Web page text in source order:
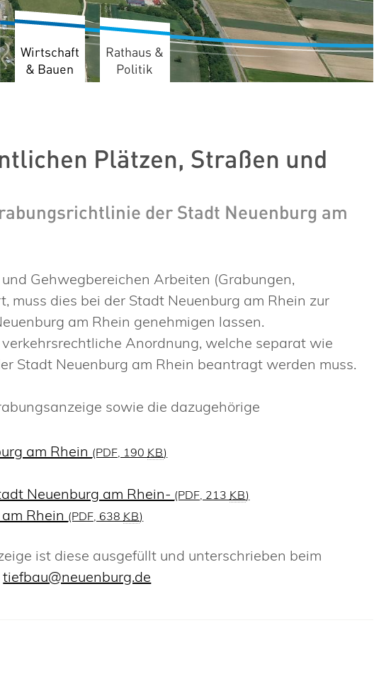
Wirtschaft
& Bauen
Rathaus &
Politik
Plätzen, Straßen und
der Stadt Neuenburg am
Gehwegbereichen Arbeiten (Grabungen,
muss dies bei der Stadt Neuenburg am Rhein zur
am Rhein genehmigen lassen.
Anordnung, welche separat wie
Stadt Neuenburg am Rhein beantragt werden muss.
sowie die dazugehörige
am Rhein (PDF, 190 KB)
Neuenburg am Rhein- (PDF, 213 KB)
Rhein (PDF, 638 KB)
ist diese ausgefüllt und unterschrieben beim
tiefbau@neuenburg.de